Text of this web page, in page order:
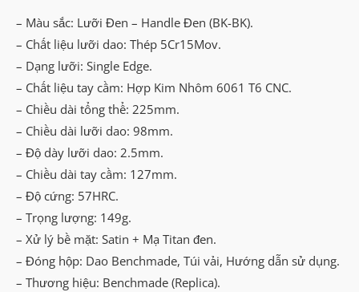
– Màu sắc: Lưỡi Đen – Handle Đen (BK-BK).
– Chất liệu lưỡi dao: Thép 5Cr15Mov.
– Dạng lưỡi: Single Edge.
– Chất liệu tay cầm: Hợp Kim Nhôm 6061 T6 CNC.
– Chiều dài tổng thể: 225mm.
– Chiều dài lưỡi dao: 98mm.
– Độ dày lưỡi dao: 2.5mm.
– Chiều dài tay cầm: 127mm.
– Độ cứng: 57HRC.
– Trọng lượng: 149g.
– Xử lý bề mặt: Satin + Mạ Titan đen.
– Đóng hộp: Dao Benchmade, Túi vải, Hướng dẫn sử dụng.
– Thương hiệu: Benchmade (Replica).